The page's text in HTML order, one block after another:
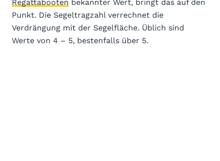
Regattabooten bekannter Wert, bringt das auf den
Punkt. Die Segeltragzahl verrechnet die
Verdrängung mit der Segelfläche. Üblich sind
Werte von 4 – 5, bestenfalls über 5.